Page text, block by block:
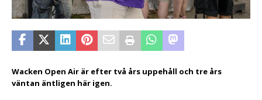
Wacken Open Air är efter två års uppehåll och tre års
väntan äntligen här igen.